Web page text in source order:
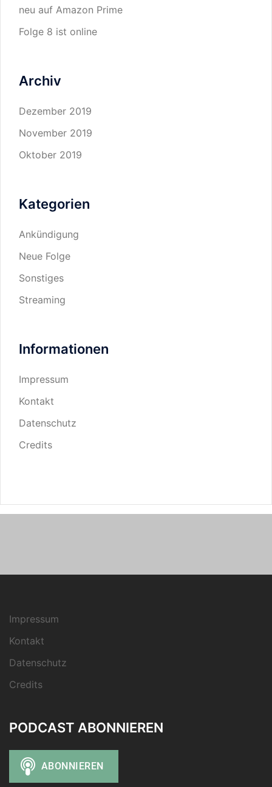
neu auf Amazon Prime
Folge 8 ist online
Archiv
Dezember 2019
November 2019
Oktober 2019
Kategorien
Ankündigung
Neue Folge
Sonstiges
Streaming
Informationen
Impressum
Kontakt
Datenschutz
Credits
Impressum
Kontakt
Datenschutz
Credits
PODCAST ABONNIEREN